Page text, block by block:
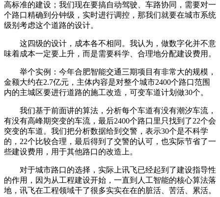
高标准的建设；我们现在要搞自动驾驶、车路协同，需要对一
个路口精确到分钟级，实时进行调控，那我们就要在城市系统
级别考虑这个道路的设计。
这四级的设计，成本各不相同。我认为，做数字化并不意
味着成本一定要上升，而是需要科学、合理地分配建设费用。
举个实例：今年合肥智能交通三期项目有非常大的规模，
金额大约在2.7亿元，主体内容是对整个城市2400个路口范围
内的主城区要进行道路的施工改造，可变车道计划做30个。
我们基于前面讲的算法，分析每个车道有没有潮汐车流，
有没有高峰期突变的车流，最后2400个路口里只找到了22个会
突变的车道。我们把分析数据给到交警，表示30个是不科学
的，22个比较合理，最后得到了交警的认可，也实际节省了一
些建设费用，用于其他路口的改造上。
对于城市路口的选择，实际上讯飞已经起到了建设指导性
的作用，因为从工程建设开始，一直到人工智能的核心算法落
地，讯飞在工程领域干了很多实实在在的脏活、苦活、累活。